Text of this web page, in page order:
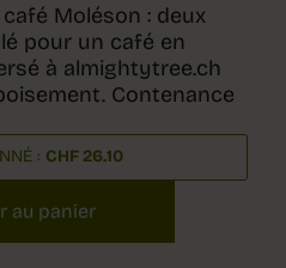
Moléson : deux
pour un café en
à almightytree.ch
Contenance
: CHF26.10
au panier